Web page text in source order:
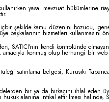
yasal mevzuat hükümlerine
şekilde kamu düzenini bozucu,
başkalarının hizmetleri kullanmasını
SATICI’nın kendi kontrolünde
amacıyla konmuş olup herhangi bir
satınlama belgesi, Kurusıkı
bir ya da birkaçını ihlal
alanına intikal ettirilmesi halinde,